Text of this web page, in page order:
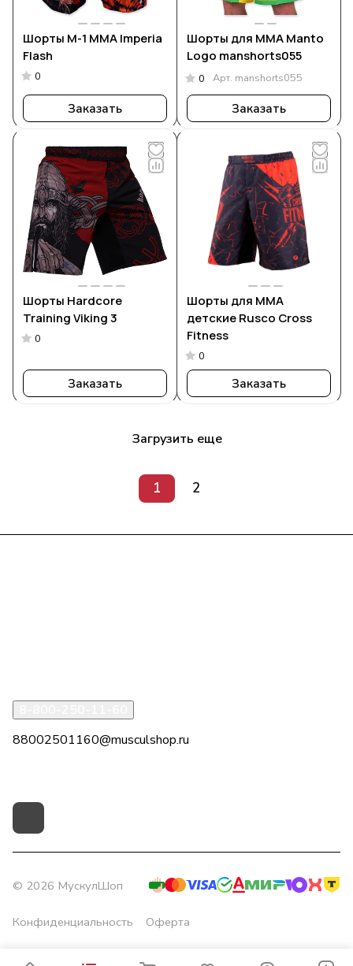
Шорты M-1 ММА Imperia
Flash
0
Заказать
Шорты для MMA Manto
Logo manshorts055
0 Арт. manshorts055
Заказать
Шорты Hardcore
Training Viking 3
0
Заказать
Шорты для MMA
детские Rusco Cross
Fitness
0
Заказать
Загрузить еще
1 2
88002501160@musculshop.ru
© 2026 МускулШоп
Конфиденциальность Оферта